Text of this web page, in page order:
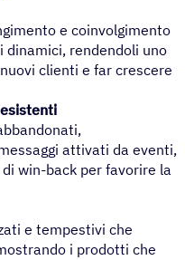
e coinvolgimento
rendendoli uno
clienti e far crescere
attivati da eventi,
win-back per favorire la
e tempestivi che
i prodotti che